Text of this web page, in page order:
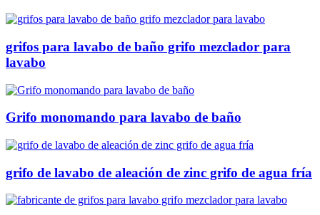
grifos para lavabo de baño grifo mezclador para
lavabo
Grifo monomando para lavabo de baño
grifo de lavabo de aleación de zinc grifo de agua fría